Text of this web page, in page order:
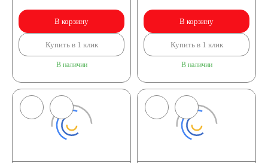
В корзину
Купить в 1 клик
В наличии
В корзину
Купить в 1 клик
В наличии